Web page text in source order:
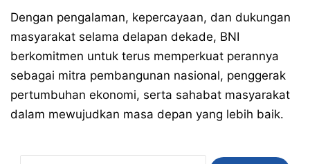
Dengan pengalaman, kepercayaan, dan dukungan
masyarakat selama delapan dekade, BNI
berkomitmen untuk terus memperkuat perannya
sebagai mitra pembangunan nasional, penggerak
pertumbuhan ekonomi, serta sahabat masyarakat
dalam mewujudkan masa depan yang lebih baik.